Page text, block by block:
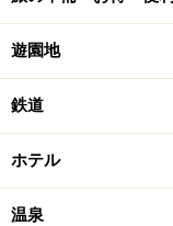
遊園地
鉄道
ホテル
温泉